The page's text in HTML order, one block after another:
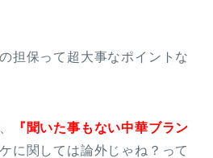
担保って超大事なポイントな
『聞いた事もない中華ブラン
に関しては論外じゃね？って